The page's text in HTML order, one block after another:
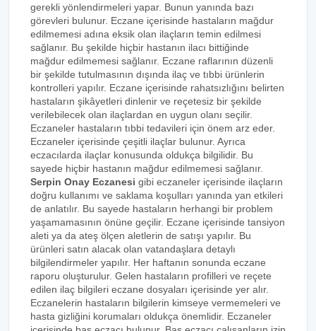
gerekli yönlendirmeleri yapar. Bunun yanında bazı
görevleri bulunur. Eczane içerisinde hastaların mağdur
edilmemesi adına eksik olan ilaçların temin edilmesi
sağlanır. Bu şekilde hiçbir hastanın ilacı bittiğinde
mağdur edilmemesi sağlanır. Eczane raflarının düzenli
bir şekilde tutulmasının dışında ilaç ve tıbbi ürünlerin
kontrolleri yapılır. Eczane içerisinde rahatsızlığını belirten
hastaların şikâyetleri dinlenir ve reçetesiz bir şekilde
verilebilecek olan ilaçlardan en uygun olanı seçilir.
Eczaneler hastaların tıbbi tedavileri için önem arz eder.
Eczaneler içerisinde çeşitli ilaçlar bulunur. Ayrıca
eczacılarda ilaçlar konusunda oldukça bilgilidir. Bu
sayede hiçbir hastanın mağdur edilmemesi sağlanır.
Serpin Onay Eczanesi gibi eczaneler içerisinde ilaçların
doğru kullanımı ve saklama koşulları yanında yan etkileri
de anlatılır. Bu sayede hastaların herhangi bir problem
yaşamamasının önüne geçilir. Eczane içerisinde tansiyon
aleti ya da ateş ölçen aletlerin de satışı yapılır. Bu
ürünleri satın alacak olan vatandaşlara detaylı
bilgilendirmeler yapılır. Her haftanın sonunda eczane
raporu oluşturulur. Gelen hastaların profilleri ve reçete
edilen ilaç bilgileri eczane dosyaları içerisinde yer alır.
Eczanelerin hastaların bilgilerin kimseye vermemeleri ve
hasta gizliğini korumaları oldukça önemlidir. Eczaneler